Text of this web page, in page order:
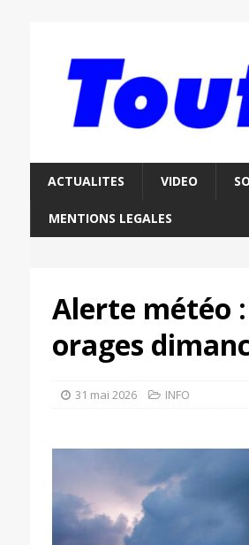
ACTUALITES VIDEO
MENTIONS LEGALES
Alerte météo
orages
31 mai 2026 INFO